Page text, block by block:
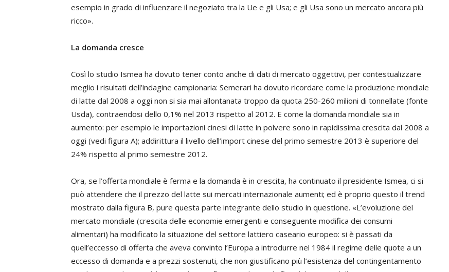
esempio in grado di influenzare il negoziato tra la Ue e gli Usa; e gli Usa sono un mercato ancora più
ricco».
La domanda cresce
Così lo studio Ismea ha dovuto tener conto anche di dati di mercato oggettivi, per contestualizzare
meglio i risultati dell’indagine campionaria: Semerari ha dovuto ricordare come la produzione mondiale
di latte dal 2008 a oggi non si sia mai allontanata troppo da quota 250-260 milioni di tonnellate (fonte
Usda), contraendosi dello 0,1% nel 2013 rispetto al 2012. E come la domanda mondiale sia in
aumento: per esempio le importazioni cinesi di latte in polvere sono in rapidissima crescita dal 2008 a
oggi (vedi figura A); addirittura il livello dell’import cinese del primo semestre 2013 è superiore del
24% rispetto al primo semestre 2012.
Ora, se l’offerta mondiale è ferma e la domanda è in crescita, ha continuato il presidente Ismea, ci si
può attendere che il prezzo del latte sui mercati internazionale aumenti; ed è proprio questo il trend
mostrato dalla figura B, pure questa parte integrante dello studio in questione. «L’evoluzione del
mercato mondiale (crescita delle economie emergenti e conseguente modifica dei consumi
alimentari) ha modificato la situazione del settore lattiero caseario europeo: si è passati da
quell’eccesso di offerta che aveva convinto l’Europa a introdurre nel 1984 il regime delle quote a un
eccesso di domanda e a prezzi sostenuti, che non giustificano più l’esistenza del contingentamento